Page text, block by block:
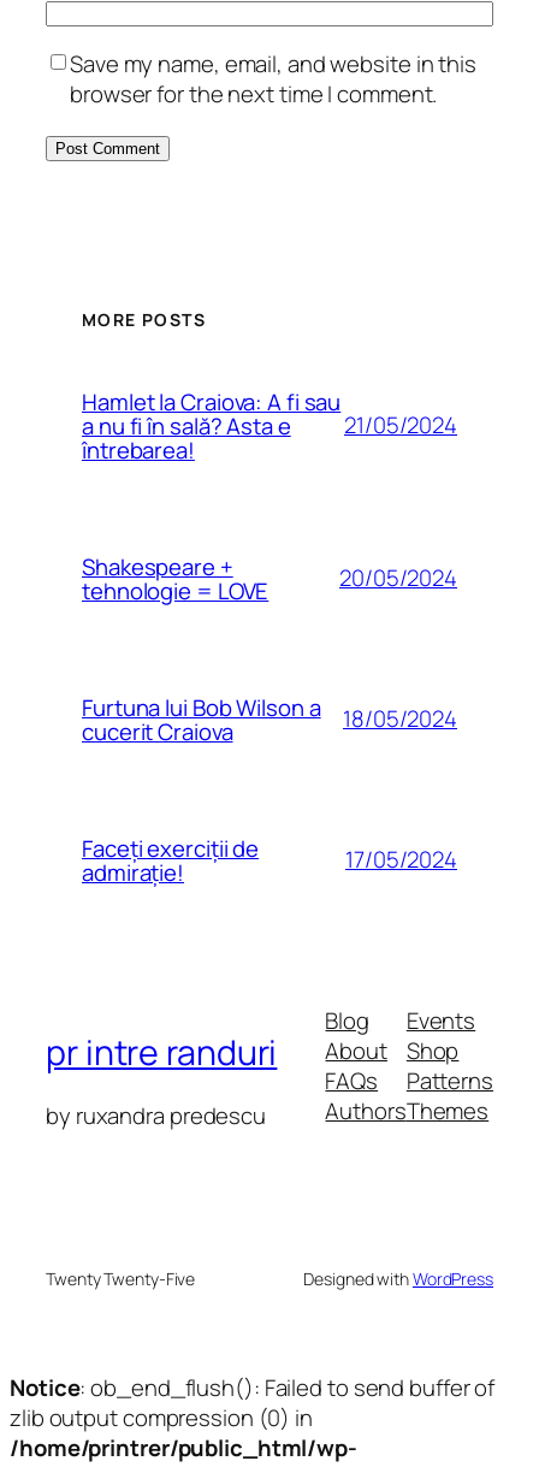
Save my name, email, and website in this
browser for the next time I comment.
MORE POSTS
Hamlet la Craiova: A fi sau
a nu fi în sală? Asta e
întrebarea!
21/05/2024
Shakespeare +
tehnologie = LOVE 20/05/2024
Furtuna lui Bob Wilson a
cucerit Craiova 18/05/2024
Faceți exerciții de
admirație! 17/05/2024
pr intre randuri
by ruxandra predescu
Blog
About
FAQs
Authors
Events
Shop
Patterns
Themes
Twenty Twenty-Five Designed withWordPress
Notice: ob_end_flush(): Failed to send buffer of
zlib output compression (0) in
/home/printrer/public_html/wp-